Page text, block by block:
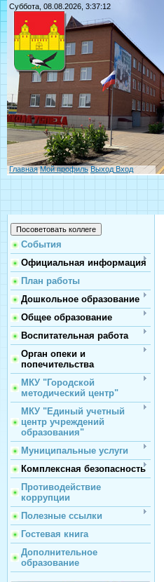
Суббота, 08.08.2026, 3:37:12
Главная Мой профиль Выход Вход
События
Официальная информация
План работы
Дошкольное образование
Общее образование
Воспитательная работа
Орган опеки и
попечительства
МКУ "Городской
методический центр"
МКУ "Единый учетный
центр учреждений
образования"
Муниципальные услуги
Комплексная безопасность
Противодействие
коррупции
Полезные ссылки
Гостевая книга
Дополнительное
образование